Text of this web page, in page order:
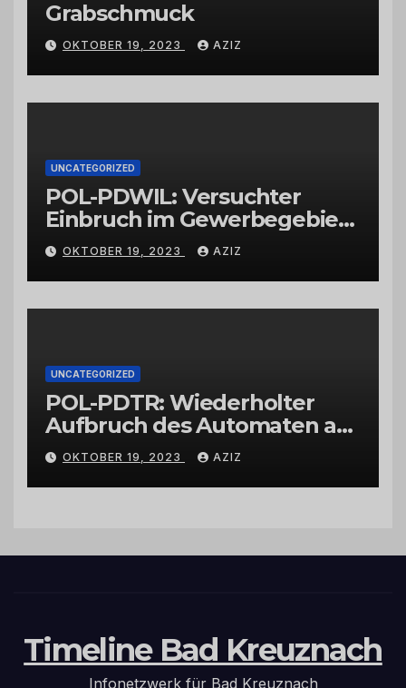
Grabschmuck
OKTOBER 19, 2023 AZIZ
UNCATEGORIZED
POL-PDWIL: Versuchter
Einbruch im Gewerbegebiet
Wittlich
OKTOBER 19, 2023 AZIZ
UNCATEGORIZED
POL-PDTR: Wiederholter
Aufbruch des Automaten am
Wohnmobilstellplatz in
Hermeskeil am Labachweg
OKTOBER 19, 2023 AZIZ
Timeline Bad Kreuznach
Infonetzwerk für Bad Kreuznach